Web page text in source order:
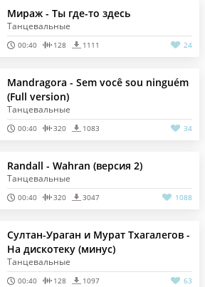
Мираж - Ты где-то здесь
Танцевальные
00:40 128 1111 24
Mandragora - Sem você sou ninguém
(Full version)
Танцевальные
00:40 320 1083 34
Randall - Wahran (версия 2)
Танцевальные
00:40 320 3047 1088
Султан-Ураган и Мурат Тхагалегов -
На дискотеку (минус)
Танцевальные
00:40 128 1097 63